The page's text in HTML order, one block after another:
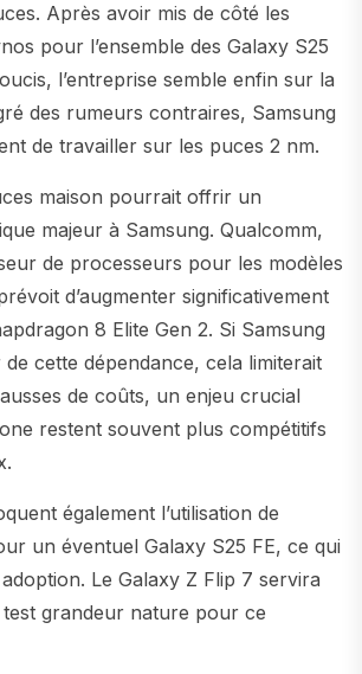
Après avoir mis de côté les
pour l’ensemble des Galaxy S25
l’entreprise semble enfin sur la
des rumeurs contraires, Samsung
de travailler sur les puces 2 nm.
maison pourrait offrir un
majeur à Samsung. Qualcomm,
de processeurs pour les modèles
d’augmenter significativement
8 Elite Gen 2. Si Samsung
cette dépendance, cela limiterait
de coûts, un enjeu crucial
restent souvent plus compétitifs
également l’utilisation de
un éventuel Galaxy S25 FE, ce qui
Le Galaxy Z Flip 7 servira
grandeur nature pour ce